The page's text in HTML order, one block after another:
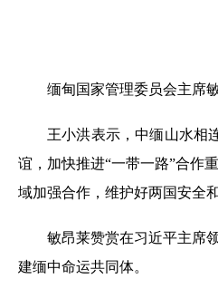
缅甸国家管理委员会主席
王小洪表示，中缅山水相
谊，加快推进“一带一路”合作
域加强合作，维护好两国安全
敏昂莱赞赏在习近平主席
建缅中命运共同体。